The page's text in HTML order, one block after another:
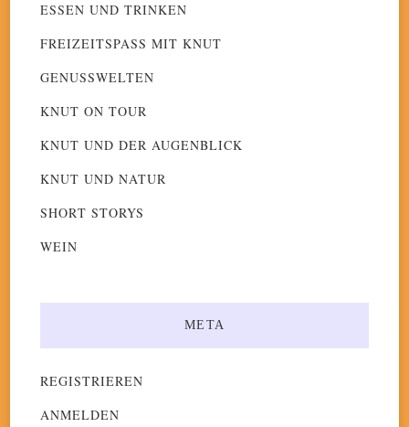
ESSEN UND TRINKEN
FREIZEITSPASS MIT KNUT
GENUSSWELTEN
KNUT ON TOUR
KNUT UND DER AUGENBLICK
KNUT UND NATUR
SHORT STORYS
WEIN
META
REGISTRIEREN
ANMELDEN